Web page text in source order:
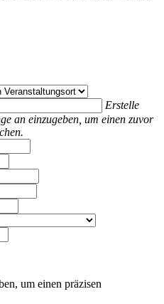
Erstelle
an einzugeben, um einen zuvor
um einen präzisen